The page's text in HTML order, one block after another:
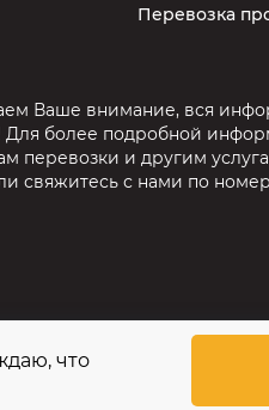
что
Перевозка
Ваше внимание, вся
Для более подробной
перевозки и другим
свяжитесь с нами по
Создание сайта: